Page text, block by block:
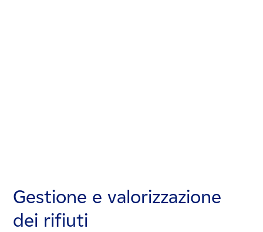
Gestione e valorizzazione
dei rifiuti
Gestione e valorizzazione
dei rifiuti
Gestione e valorizzazione
dei rifiuti